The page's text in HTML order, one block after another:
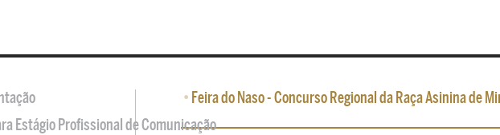
• Feira do Naso - Concurso Regional da Raça Asinina de
Estágio Profissional de Comunicação